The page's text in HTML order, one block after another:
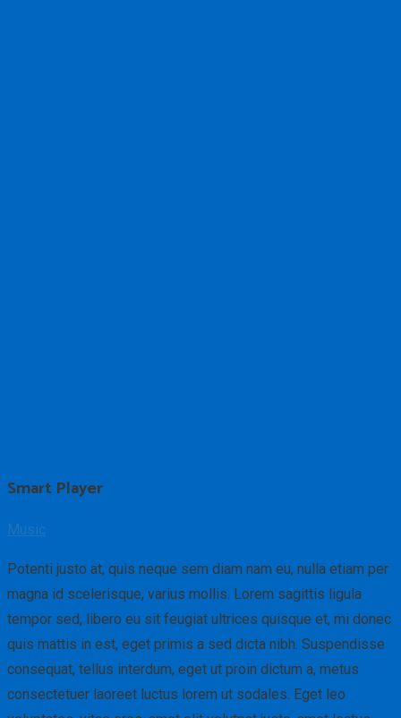
Smart Player
Music
Potenti justo at, quis neque sem diam nam eu, nulla etiam per
magna id scelerisque, varius mollis. Lorem sagittis ligula
tempor sed, libero eu sit feugiat ultrices quisque et, mi donec
quis mattis in est, eget primis a sed dicta nibh. Suspendisse
consequat, tellus interdum, eget ut proin dictum a, metus
consectetuer laoreet luctus lorem ut sodales. Eget leo